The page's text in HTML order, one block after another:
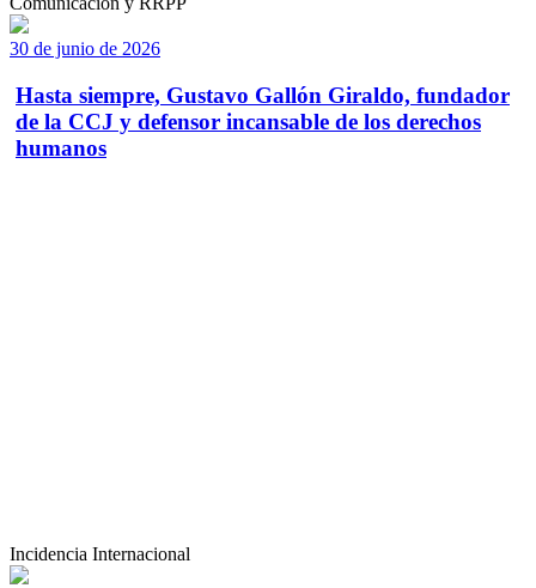
30 de junio de 2026
Hasta siempre, Gustavo Gallón Giraldo, fundador
de la CCJ y defensor incansable de los derechos
humanos
Incidencia Internacional